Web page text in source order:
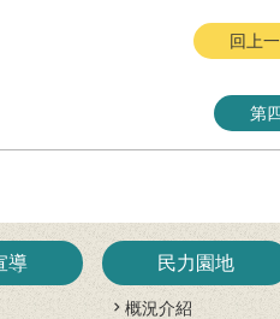
回上
第
導 民力園地
概況介紹